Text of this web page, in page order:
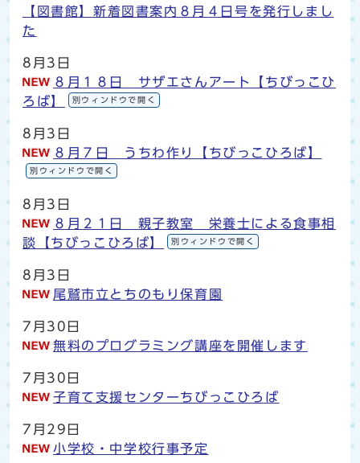
【図書館】新着図書案内８月４日号を発行しまし
た
8月3日
８月１８日 サザエさんアート【ちびっこひ
ろば】
別ウィンドウで開く
8月3日
８月７日 うちわ作り【ちびっこひろば】
別ウィンドウで開く
8月3日
８月２１日 親子教室 栄養士による食事相
談【ちびっこひろば】
別ウィンドウで開く
8月3日
尾鷲市立とちのもり保育園
7月30日
無料のプログラミング講座を開催します
7月30日
子育て支援センターちびっこひろば
7月29日
小学校・中学校行事予定